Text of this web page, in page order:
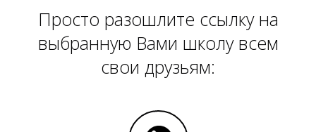
Просто разошлите ссылку на
выбранную Вами школу всем
свои друзьям: